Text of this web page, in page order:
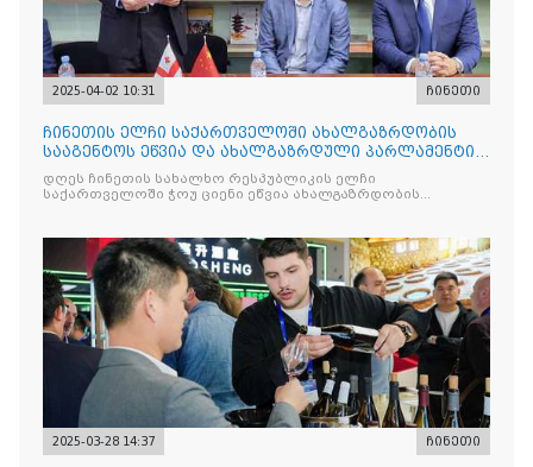
2025-04-02 10:31 ჩინეთი
ჩინეთის ელჩი საქართველოში ახალგაზრდობის
სააგენტოს ეწვია და ახალგაზრდული პარლამენტის
სტუდენტებს შეხვდ
დღეს ჩინეთის სახალხო რესპუბლიკის ელჩი
საქართველოში ჭოუ ციენი ეწვია ახალგაზრდობის
2025-03-28 14:37 ჩინეთი